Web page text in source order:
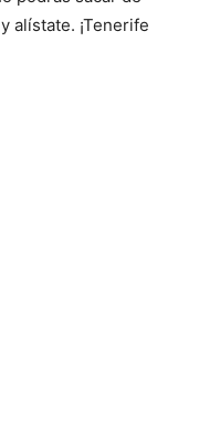
alístate. ¡Tenerife